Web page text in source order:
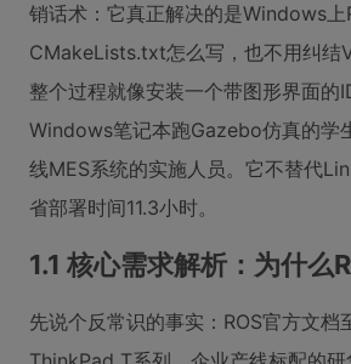
销话术：它真正解决的是Windows
CMakeLists.txt怎么写，也不用纠结
整个过程就像安装一个带图形界面
Windows笔记本跑Gazebo仿真的学
线MES系统的实施人员。它不替代
省部署时间11.3小时。
1.1 核心需求解析：为什
先说个反常识的事实：ROS官方文